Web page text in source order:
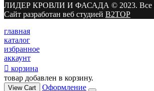
ЛИДЕР КРОВЛИ И ФАСАДА © 2023. Все
Сайт разработан веб студией B2TOP
главная
каталог
избранное
аккаунт
корзина
товар добавлен в корзину.
View Cart Оформление